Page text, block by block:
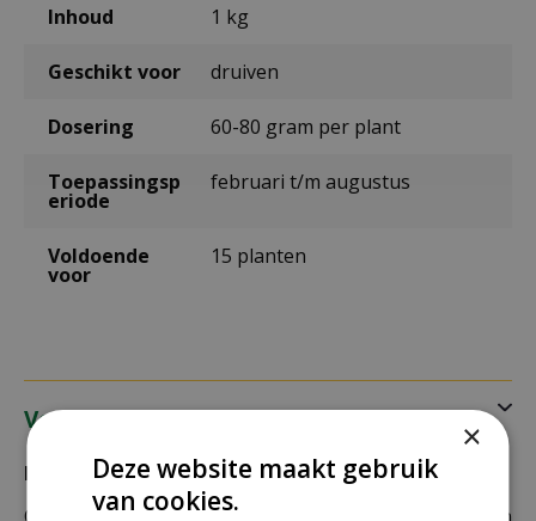
Inhoud 1 kg
Geschikt voor druiven
Dosering 60-80 gram per plant
Toepassingsp
eriode
februari t/m augustus
Voldoende
voor
15 planten
Verzending
Bezorging:
×
Deze website maakt gebruik
van cookies.